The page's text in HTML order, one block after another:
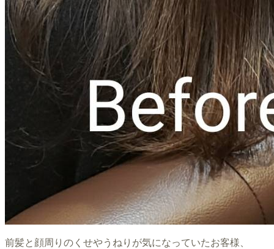
前髪と顔周りのくせやうねりが気になっていたお客様、